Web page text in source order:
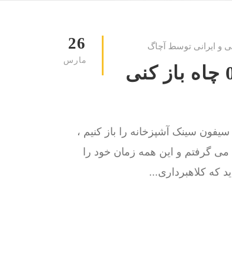
26
مارس
و ایرانی توسط آچاگ
لوله بازکنی کلاهدوز 09129615767 چاه باز کنی
سینک آشپزخانه را باز کنیم ،
گرفتم و این همه زمان خود را
که کلاهبرداری...